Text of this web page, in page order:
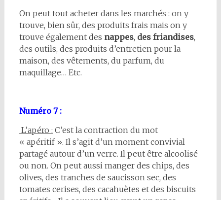
On peut tout acheter dans les marchés : on y
trouve, bien sûr, des produits frais mais on y
trouve également des nappes, des friandises,
des outils, des produits d’entretien pour la
maison, des vêtements, du parfum, du
maquillage… Etc.
Numéro 7 :
L’apéro : C’est la contraction du mot
« apéritif ». Il s’agit d’un moment convivial
partagé autour d’un verre. Il peut être alcoolisé
ou non. On peut aussi manger des chips, des
olives, des tranches de saucisson sec, des
tomates cerises, des cacahuètes et des biscuits